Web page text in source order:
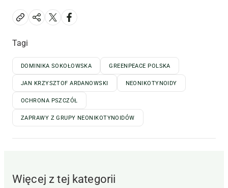
Tagi
DOMINIKA SOKOŁOWSKA GREENPEACE POLSKA
JAN KRZYSZTOF ARDANOWSKI NEONIKOTYNOIDY
OCHRONA PSZCZÓŁ
ZAPRAWY Z GRUPY NEONIKOTYNOIDÓW
Więcej z tej kategorii